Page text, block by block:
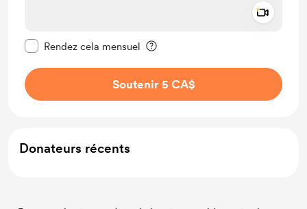
Rendez cela mensuel
Soutenir 5 CA$
Donateurs récents